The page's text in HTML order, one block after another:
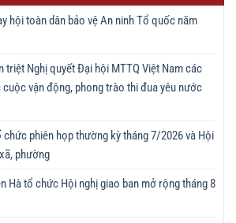
hội toàn dân bảo vệ An ninh Tổ quốc năm
triệt Nghị quyết Đại hội MTTQ Việt Nam các
cuộc vận động, phong trào thi đua yêu nước
chức phiên họp thường kỳ tháng 7/2026 và Hội
phường
Hà tổ chức Hội nghị giao ban mở rộng tháng 8